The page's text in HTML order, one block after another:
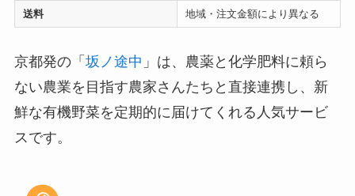
送料 地域・注文金額により異なる
京都発の「 坂ノ途中 」は、農薬と化学肥料に頼ら
ない農業を目指す農家さんたちと直接連携し、新
鮮な有機野菜を定期的に届けてくれる人気サービ
スです。